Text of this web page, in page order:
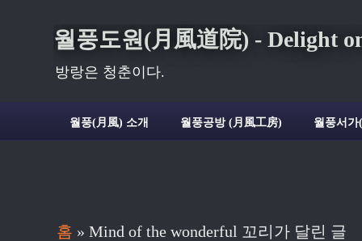
월풍도원(月風道院) - Delight
방랑은 청춘이다.
월풍(月風) 소개 월풍공방 (月風工房) 월풍서
홈 » Mind of the wonderful 꼬리가 달린 글